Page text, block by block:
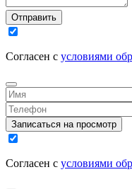
Отправить
Согласен с условиями
Записаться на просмотр
Согласен с условиями